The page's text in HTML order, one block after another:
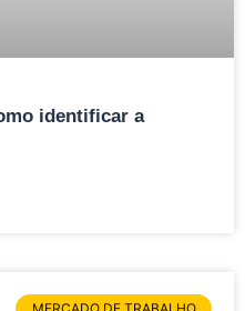
identificar a